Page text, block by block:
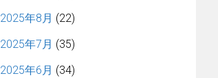
2025年8月 (22)
2025年7月 (35)
2025年6月 (34)